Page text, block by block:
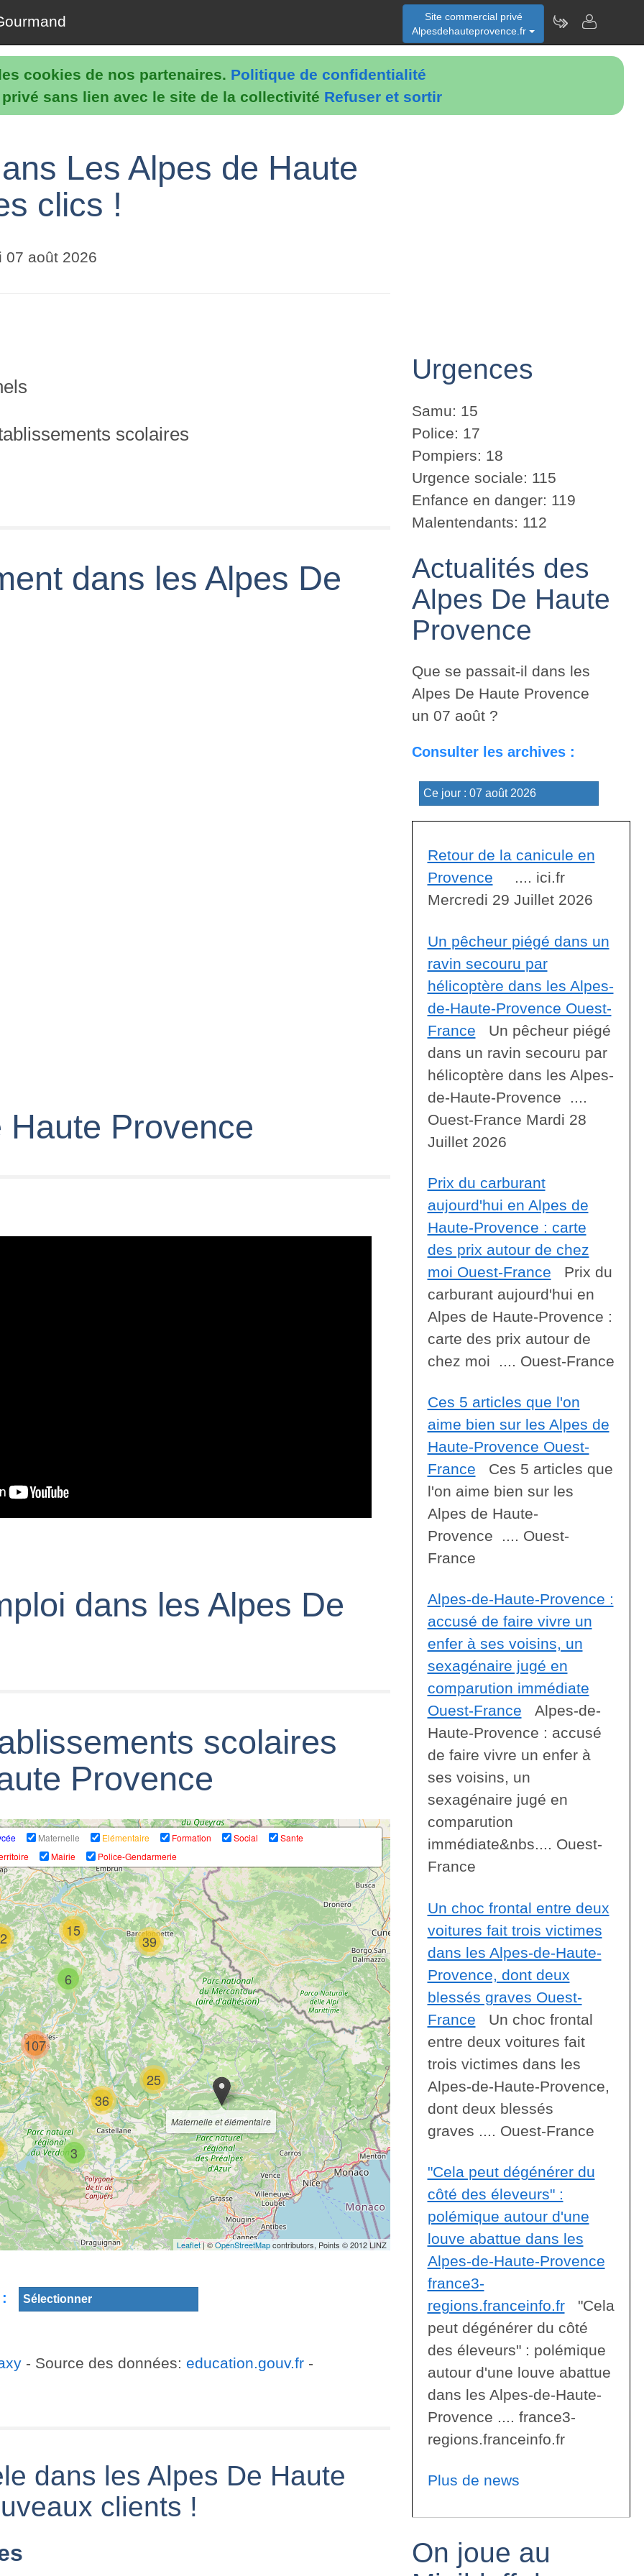
cookies de nos partenaires. Politique de confidentialité
sans lien avec le site de la collectivité Refuser et sortir
Site commercial privé
Alpesdehauteprovence.fr
Les Alpes de Haute
clics !
07 août 2026
scolaires
dans les Alpes De
Provence
dans les Alpes De
scolaires
Provence
6
3
107
39
36
15
25
Maternelle et élémentaire
Maternelle Elémentaire Formation Social
Sante
Mairie Police-Gendarmerie
Leaflet| ©OpenStreetMapcontributors, Points © 2012 LINZ
- Source des données: education.gouv.fr -
dans les Alpes De Haute
clients !
Urgences
Samu: 15
Police: 17
Pompiers: 18
Urgence sociale: 115
Enfance en danger: 119
Malentendants: 112
Actualités des
Alpes De Haute
Provence
Que se passait-il dans les
Alpes De Haute Provence
un 07 août ?
Consulter les archives :
Retour de la canicule en
Provence .... ici.fr
Mercredi 29 Juillet 2026
Un pêcheur piégé dans un
ravin secouru par
hélicoptère dans les Alpes-
de-Haute-Provence Ouest-
France Un pêcheur piégé
dans un ravin secouru par
hélicoptère dans les Alpes-
de-Haute-Provence ....
Ouest-France Mardi 28
Juillet 2026
Prix du carburant
aujourd'hui en Alpes de
Haute-Provence : carte
des prix autour de chez
moi Ouest-France Prix du
carburant aujourd'hui en
Alpes de Haute-Provence :
carte des prix autour de
chez moi .... Ouest-France
Ces 5 articles que l'on
aime bien sur les Alpes de
Haute-Provence Ouest-
France Ces 5 articles que
l'on aime bien sur les
Alpes de Haute-
Provence .... Ouest-
France
Alpes-de-Haute-Provence :
accusé de faire vivre un
enfer à ses voisins, un
sexagénaire jugé en
comparution immédiate
Ouest-France Alpes-de-
Haute-Provence : accusé
de faire vivre un enfer à
ses voisins, un
sexagénaire jugé en
comparution
immédiate&nbs.... Ouest-
France
Un choc frontal entre deux
voitures fait trois victimes
dans les Alpes-de-Haute-
Provence, dont deux
blessés graves Ouest-
France Un choc frontal
entre deux voitures fait
trois victimes dans les
Alpes-de-Haute-Provence,
dont deux blessés
graves .... Ouest-France
"Cela peut dégénérer du
côté des éleveurs" :
polémique autour d'une
louve abattue dans les
Alpes-de-Haute-Provence
france3-
regions.franceinfo.fr"Cela
peut dégénérer du côté
des éleveurs" : polémique
autour d'une louve abattue
dans les Alpes-de-Haute-
Provence .... france3-
regions.franceinfo.fr
Plus de news
On joue au